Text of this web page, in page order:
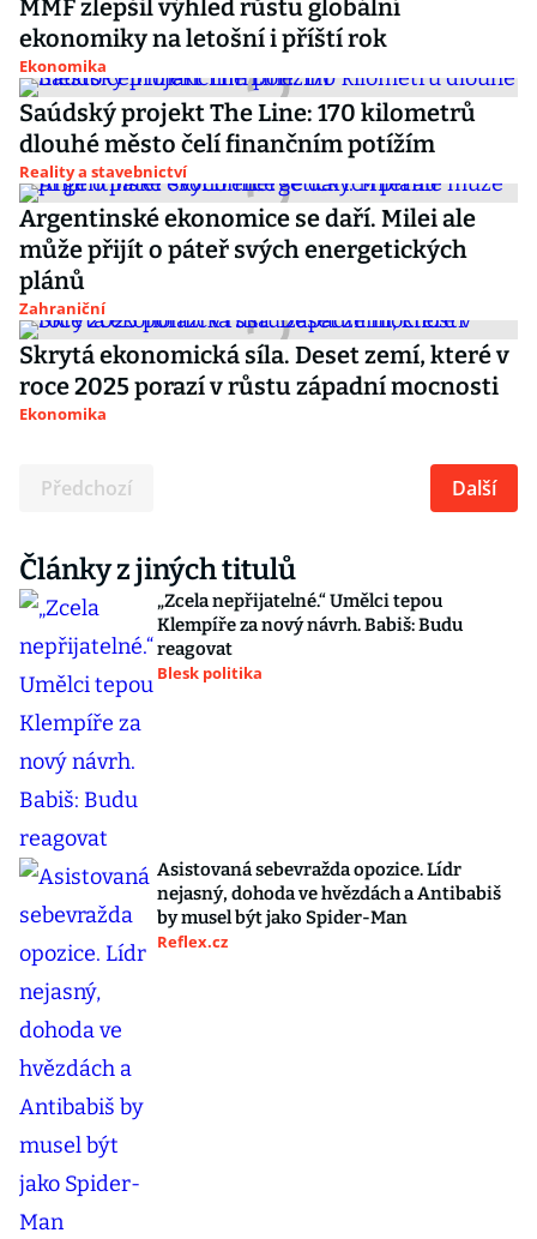
MMF zlepšil výhled růstu globální
ekonomiky na letošní i příští rok
Ekonomika
Saúdský projekt The Line: 170 kilometrů
dlouhé město čelí finančním potížím
Reality a stavebnictví
Argentinské ekonomice se daří. Milei ale
může přijít o páteř svých energetických
plánů
Zahraniční
Skrytá ekonomická síla. Deset zemí, které v
roce 2025 porazí v růstu západní mocnosti
Ekonomika
Předchozí Další
Články z jiných titulů
„Zcela nepřijatelné.“ Umělci tepou
Klempíře za nový návrh. Babiš: Budu
reagovat
Blesk politika
Asistovaná sebevražda opozice. Lídr
nejasný, dohoda ve hvězdách a Antibabiš
by musel být jako Spider-Man
Reflex.cz